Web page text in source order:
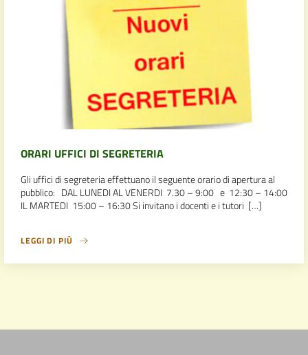
ORARI UFFICI DI SEGRETERIA
Gli uffici di segreteria effettuano il seguente orario di apertura al
pubblico: DAL LUNEDI AL VENERDI 7.30 – 9:00 e 12:30 – 14:00
IL MARTEDI 15:00 – 16:30 Si invitano i docenti e i tutori […]
LEGGI DI PIÙ